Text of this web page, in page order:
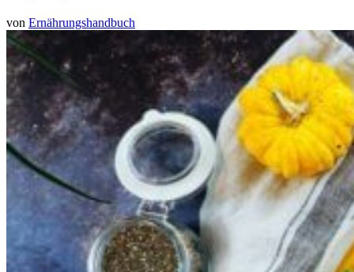
von Ernährungshandbuch